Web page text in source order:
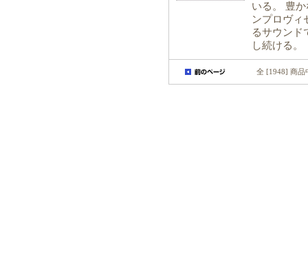
いる。 豊
ンプロヴィ
るサウンド
し続ける。
全 [1948] 商品